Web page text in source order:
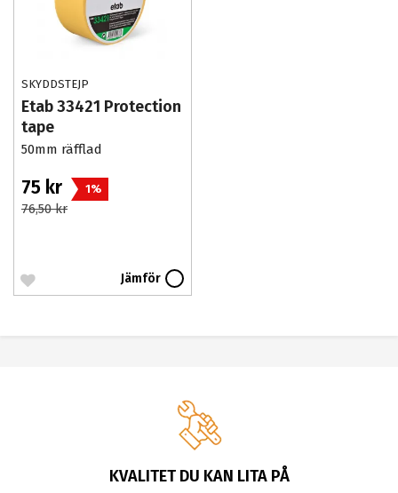
SKYDDSTEJP
Etab 33421 Protection
tape
50mm räfflad
75 kr 1%
76,50 kr
Jämför
KVALITET DU KAN LITA PÅ